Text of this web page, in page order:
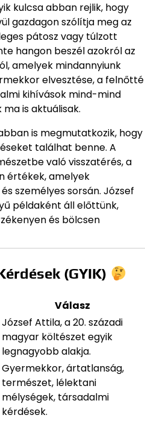
kulcsa abban rejlik, hogy
gazdagon szólítja meg az
pátosz vagy túlzott
hangon beszél azokról az
amelyek mindannyiunk
elvesztése, a felnőtté
kihívások mind-mind
is aktuálisak.
is megmutatkozik, hogy
találhat benne. A
való visszatérés, a
értékek, amelyek
személyes sorsán. József
példaként áll előttünk,
és bölcsen
(GYIK)
Válasz
József Attila, a 20. századi
magyar költészet egyik
legnagyobb alakja.
Gyermekkor, ártatlanság,
természet, lélektani
mélységek, társadalmi
kérdések.